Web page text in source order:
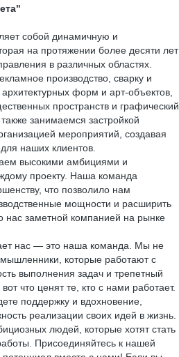
собой динамичную и
на протяжении более десяти лет
в различных областях.
производство, сварку и
форм и арт-объектов,
пространств и графический
занимаемся застройкой
мероприятий, создавая
наших клиентов.
высокими амбициями и
проекту. Наша команда
что позволило нам
мощности и расширить
нас заметной компанией на рынке
нас — это наша команда. Мы не
которые работают с
выполнения задач и трепетный
что ценят те, кто с нами работает.
поддержку и вдохновение,
реализации своих идей в жизнь.
людей, которые хотят стать
Присоединяйтесь к нашей